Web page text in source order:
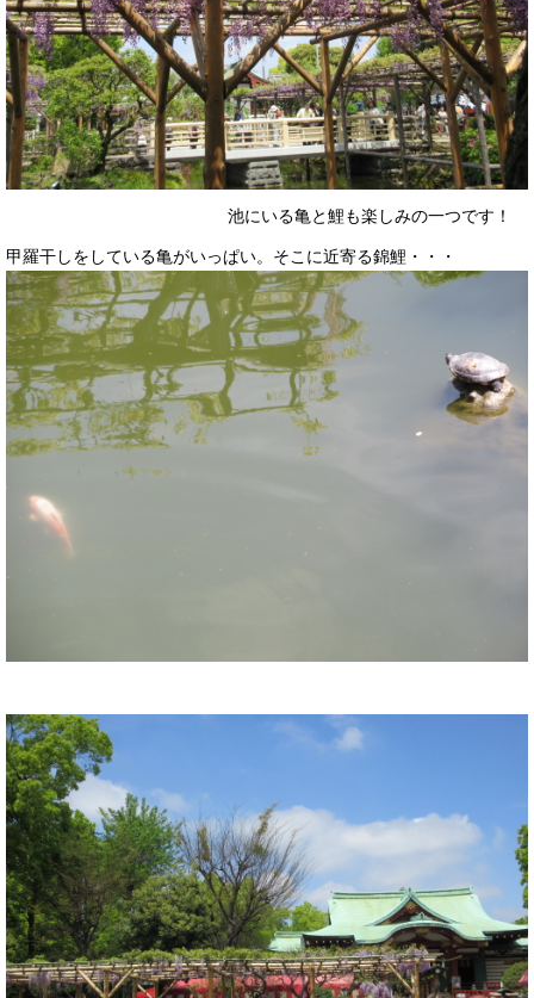
池にいる亀と鯉も楽しみの一つです！
甲羅干しをしている亀がいっぱい。そこに近寄る錦鯉・・・